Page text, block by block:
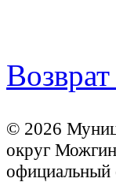
© 2026
округ
официальный